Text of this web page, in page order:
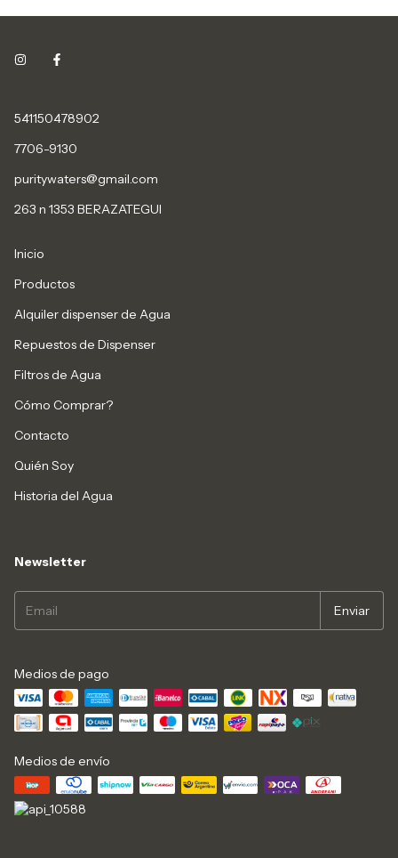
541150478902
7706-9130
puritywaters@gmail.com
263 n 1353 BERAZATEGUI
Inicio
Productos
Alquiler dispenser de Agua
Repuestos de Dispenser
Filtros de Agua
Cómo Comprar?
Contacto
Quién Soy
Historia del Agua
Newsletter
Medios de pago
Medios de envío